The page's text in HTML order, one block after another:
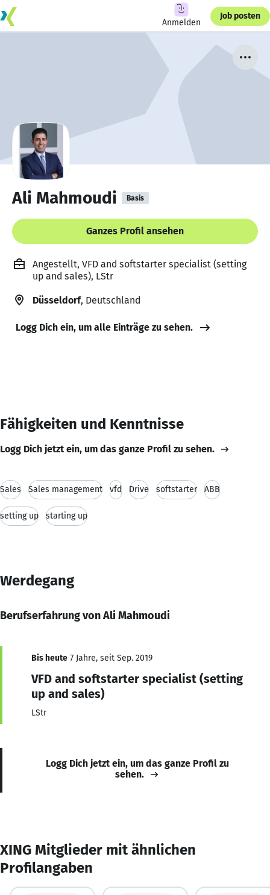
Anmelden
Job posten
Ali Mahmoudi Basis
Ganzes Profil ansehen
Angestellt, VFD and softstarter specialist (setting
up and sales), LStr
Düsseldorf, Deutschland
Logg Dich ein, um alle Einträge zu sehen.
Fähigkeiten und Kenntnisse
Logg Dich jetzt ein, um das ganze Profil zu sehen.
Sales Sales management vfd Drive softstarter ABB
setting up starting up
Werdegang
Berufserfahrung von Ali Mahmoudi
Bis heute 7 Jahre, seit Sep. 2019
VFD and softstarter specialist (setting
up and sales)
LStr
Logg Dich jetzt ein, um das ganze Profil zu
sehen.
XING Mitglieder mit ähnlichen
Profilangaben